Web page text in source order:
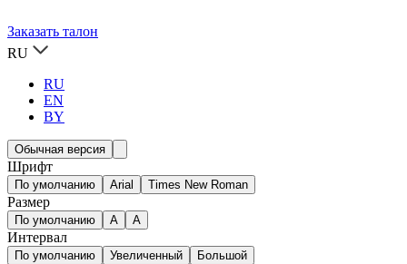
Заказать талон
RU
RU
EN
BY
Обычная версия
Шрифт
По умолчанию Arial Times New Roman
Размер
По умолчанию A A
Интервал
По умолчанию Увеличенный Большой